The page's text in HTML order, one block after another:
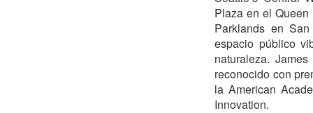
Plaza en el
Parklands en
espacio público
naturaleza.
reconocido con
la American
Innovation.